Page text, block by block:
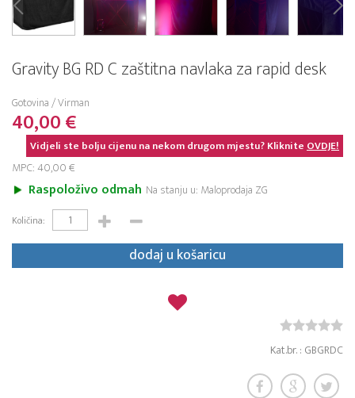
Gravity BG RD C zaštitna navlaka za rapid desk
Gotovina / Virman
40,00 €
Vidjeli ste bolju cijenu na nekom drugom mjestu? KlikniteOVDJE!
MPC: 40,00 €
Raspoloživo odmah Na stanju u: Maloprodaja ZG
Količina:
dodaj u košaricu
Kat.br. : GBGRDC